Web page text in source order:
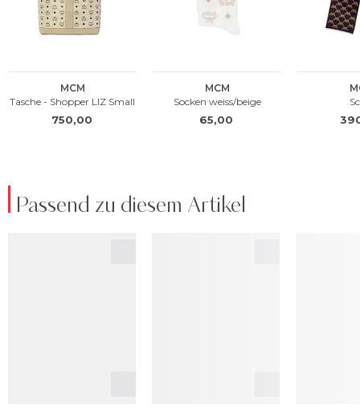
Passend zu diesem Artikel